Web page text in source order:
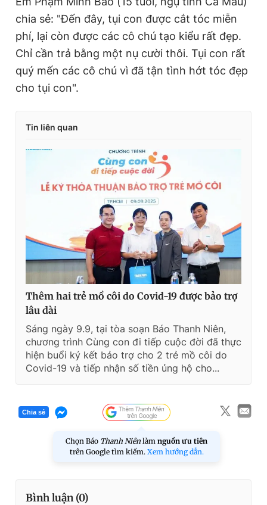
chia sẻ: "Đến đây, tụi con được cắt tóc miễn
phí, lại còn được các cô chú tạo kiểu rất đẹp.
Chỉ cần trả bằng một nụ cười thôi. Tụi con rất
quý mến các cô chú vì đã tận tình hớt tóc đẹp
cho tụi con".
Tin liên quan
Thêm hai trẻ mồ côi do Covid-19 được bảo trợ
lâu dài
Sáng ngày 9.9, tại tòa soạn Báo Thanh Niên,
chương trình Cùng con đi tiếp cuộc đời đã thực
hiện buổi ký kết bảo trợ cho 2 trẻ mồ côi do
Covid-19 và tiếp nhận số tiền ủng hộ cho...
Chia sẻ
Chọn Báo Thanh Niên làm nguồn ưu tiên
trên Google tìm kiếm. Xem hướng dẫn.
Bình luận (0)